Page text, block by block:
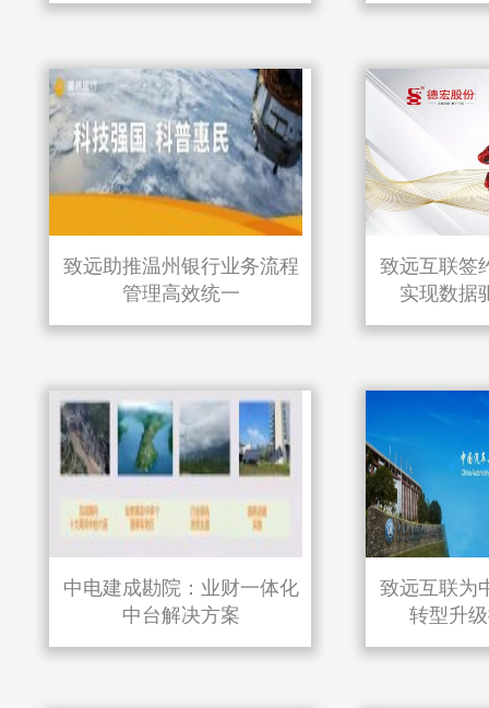
致远助推温州银行业务流程
管理高效统一
致远互联签
实现数据
中电建成勘院：业财一体化
中台解决方案
致远互联为
转型升